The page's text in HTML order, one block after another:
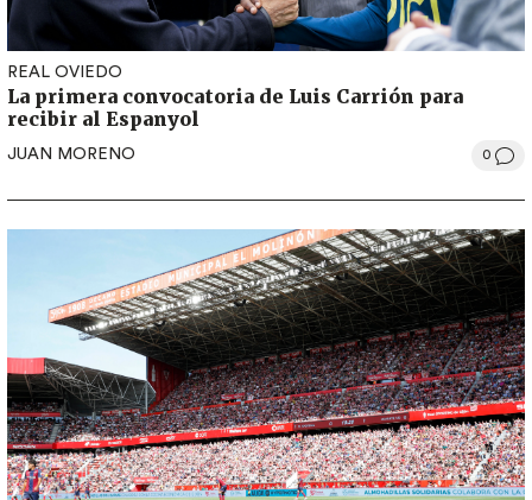
REAL OVIEDO
La primera convocatoria de Luis Carrión para
recibir al Espanyol
JUAN MORENO 0